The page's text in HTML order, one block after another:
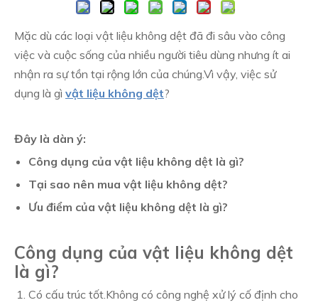
Mặc dù các loại vật liệu không dệt đã đi sâu vào công
việc và cuộc sống của nhiều người tiêu dùng nhưng ít ai
nhận ra sự tồn tại rộng lớn của chúng.Vì vậy, việc sử
dụng là gì vật liệu không dệt?
Đây là dàn ý:
Công dụng của vật liệu không dệt là gì?
Tại sao nên mua vật liệu không dệt?
Ưu điểm của vật liệu không dệt là gì?
Công dụng của vật liệu không dệt
là gì?
Có cấu trúc tốt.Không có công nghệ xử lý cố định cho